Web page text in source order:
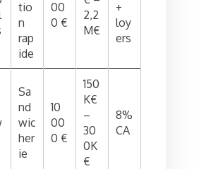
tio
n
rap
ide
00
0 €
2,2
M€
+
loy
ers
Sa
nd
wic
her
ie
10
00
0 €
150
K€
–
30
0K
€
8%
CA